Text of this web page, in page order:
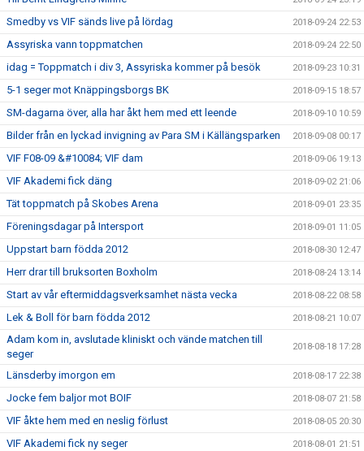
Smedby vs VIF sänds live på lördag 2018-09-24 22:53
Assyriska vann toppmatchen 2018-09-24 22:50
idag = Toppmatch i div 3, Assyriska kommer på besök 2018-09-23 10:31
5-1 seger mot Knäppingsborgs BK 2018-09-15 18:57
SM-dagarna över, alla har åkt hem med ett leende 2018-09-10 10:59
Bilder från en lyckad invigning av Para SM i Källängsparken 2018-09-08 00:17
VIF F08-09 &#10084; VIF dam 2018-09-06 19:13
VIF Akademi fick däng 2018-09-02 21:06
Tät toppmatch på Skobes Arena 2018-09-01 23:35
Föreningsdagar på Intersport 2018-09-01 11:05
Uppstart barn födda 2012 2018-08-30 12:47
Herr drar till bruksorten Boxholm 2018-08-24 13:14
Start av vår eftermiddagsverksamhet nästa vecka 2018-08-22 08:58
Lek & Boll för barn födda 2012 2018-08-21 10:07
Adam kom in, avslutade kliniskt och vände matchen till
seger
2018-08-18 17:28
Länsderby imorgon em 2018-08-17 22:38
Jocke fem baljor mot BOIF 2018-08-07 21:58
VIF åkte hem med en neslig förlust 2018-08-05 20:30
VIF Akademi fick ny seger 2018-08-01 21:51